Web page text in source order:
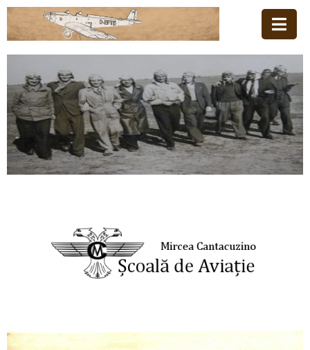
Familia
Școala
De
Aviație